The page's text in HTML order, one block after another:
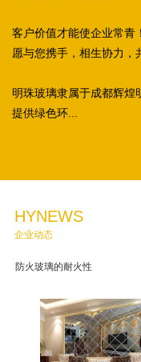
客户价值才能使企业常青
愿与您携手，相生协力，
明珠玻璃隶属于成都辉煌
提供绿色环...
HYNEWS
企业动态
防火玻璃的耐火性